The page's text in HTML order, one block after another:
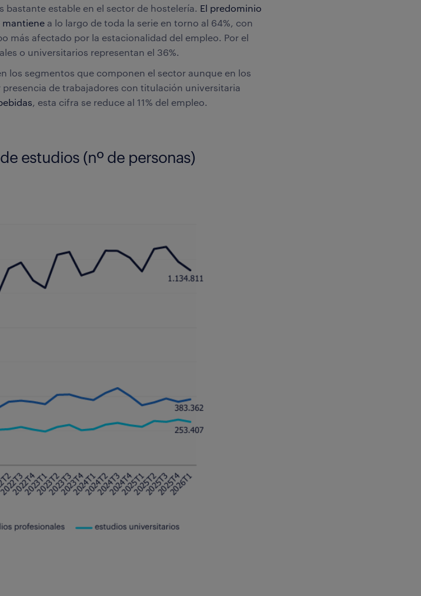
estable en el sector de hostelería. El predominio
mantiene a lo largo de toda la serie en torno al 64%, con
más afectado por la estacionalidad del empleo. Por el
o universitarios representan el 36%.
los segmentos que componen el sector aunque en los
de trabajadores con titulación universitaria
, esta cifra se reduce al 11% del empleo.
estudios (nº de personas)